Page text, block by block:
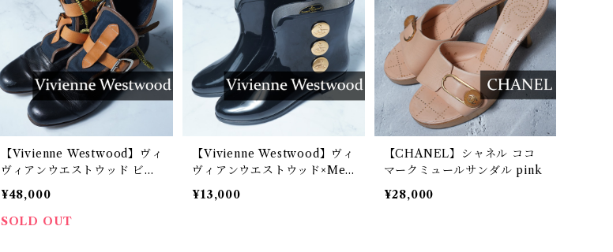
【Vivienne Westwood】ヴィ
ヴィアンウエストウッド ビブ
ラムソール セディショナリー
ズボンテージレザーブーツ 箱
付 black＆brown
¥48,000
SOLD OUT
【Vivienne Westwood】ヴィ
ヴィアンウエストウッド×Meli
ssa ロゴ金ボタン レインブー
ツ black
¥13,000
【CHANEL】シャネル ココ
マークミュールサンダル pink
¥28,000